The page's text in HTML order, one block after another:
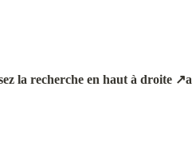
la recherche en haut à droite ↗a